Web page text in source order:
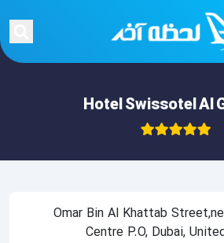
Hotel Swissotel Al
Omar Bin Al Khattab
Centre P.O, Dubai,